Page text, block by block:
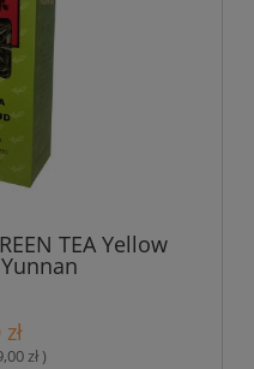
TEA Yellow
zł )